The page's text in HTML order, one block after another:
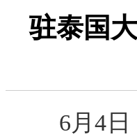
驻泰国
6月4